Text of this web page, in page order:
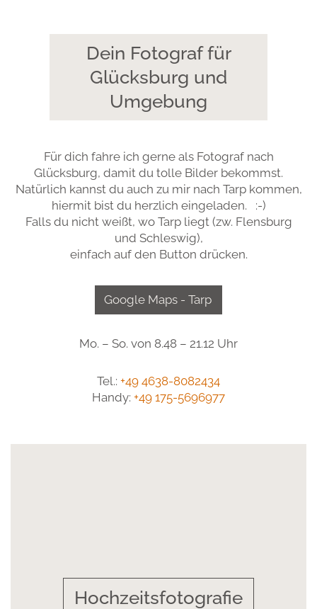
Dein Fotograf für
Glücksburg und
Umgebung
Für dich fahre ich gerne als Fotograf nach
Glücksburg, damit du tolle Bilder bekommst.
Natürlich kannst du auch zu mir nach Tarp kommen,
hiermit bist du herzlich eingeladen. :-)
Falls du nicht weißt, wo Tarp liegt (zw. Flensburg
und Schleswig),
einfach auf den Button drücken.
Google Maps - Tarp
Mo. – So. von 8.48 – 21.12 Uhr
Tel.: +49 4638-8082434
Handy: +49 175-5696977
Hochzeitsfotografie